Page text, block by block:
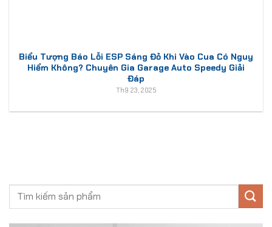
Biểu Tượng Báo Lỗi ESP Sáng Đỏ Khi Vào Cua Có Nguy
Hiểm Không? Chuyên Gia Garage Auto Speedy Giải
Đáp
Th9 23, 2025